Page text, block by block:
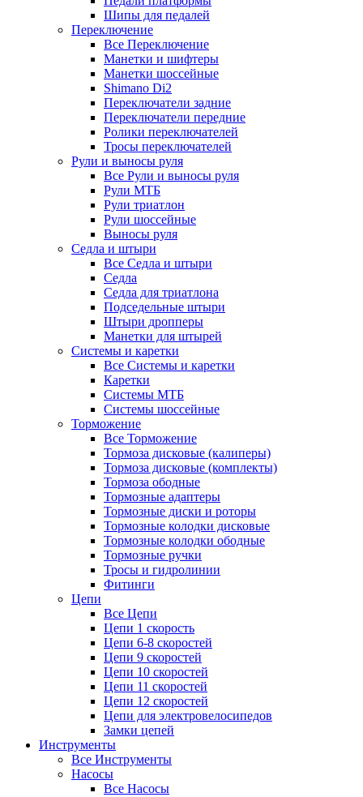
Шипы для педалей
Переключение
Все Переключение
Манетки и шифтеры
Манетки шоссейные
Shimano Di2
Переключатели задние
Переключатели передние
Ролики переключателей
Тросы переключателей
Рули и выносы руля
Все Рули и выносы руля
Рули МТБ
Рули триатлон
Рули шоссейные
Выносы руля
Седла и штыри
Все Седла и штыри
Седла
Седла для триатлона
Подседельные штыри
Штыри дропперы
Манетки для штырей
Системы и каретки
Все Системы и каретки
Каретки
Системы МТБ
Системы шоссейные
Торможение
Все Торможение
Тормоза дисковые (калиперы)
Тормоза дисковые (комплекты)
Тормоза ободные
Тормозные адаптеры
Тормозные диски и роторы
Тормозные колодки дисковые
Тормозные колодки ободные
Тормозные ручки
Тросы и гидролинии
Фитинги
Цепи
Все Цепи
Цепи 1 скорость
Цепи 6-8 скоростей
Цепи 9 скоростей
Цепи 10 скоростей
Цепи 11 скоростей
Цепи 12 скоростей
Цепи для электровелосипедов
Замки цепей
Инструменты
Все Инструменты
Насосы
Все Насосы